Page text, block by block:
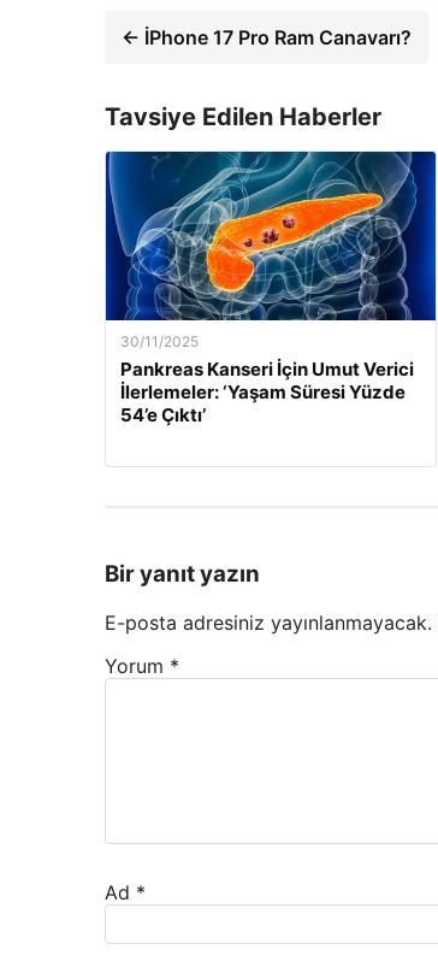
← İPhone 17 Pro Ram Canavarı?
Tavsiye Edilen Haberler
30/11/2025
Pankreas Kanseri İçin Umut Verici
İlerlemeler: ‘Yaşam Süresi Yüzde
54’e Çıktı’
Bir yanıt yazın
E-posta adresiniz yayınlanmayacak.
Yorum *
Ad *